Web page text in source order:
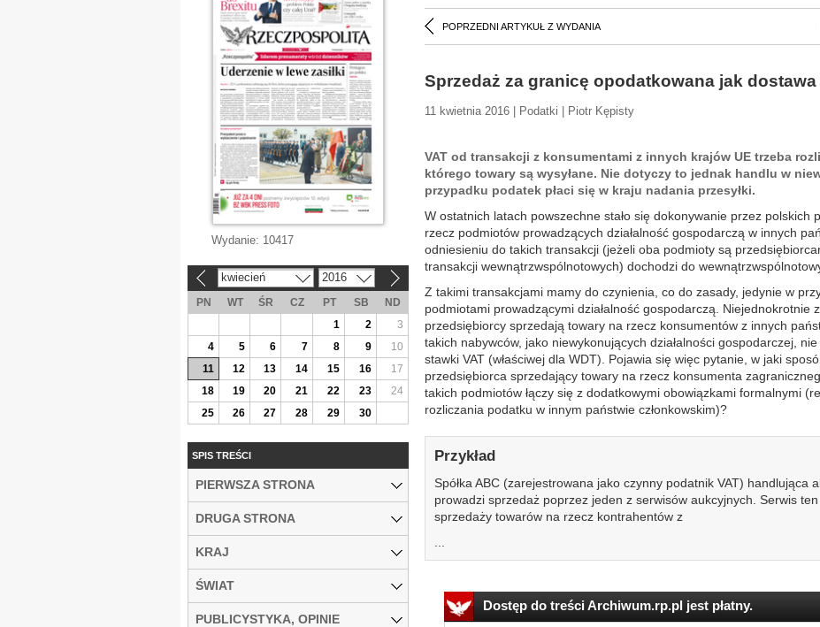
POPRZEDNI ARTYKUŁ Z WYDANIA
Sprzedaż za granicę opodatkowana jak
11 kwietnia 2016 | Podatki | Piotr Kępisty
VAT od transakcji z konsumentami z innych krajów UE trzeba
którego towary są wysyłane. Nie dotyczy to jednak handlu w
przypadku podatek płaci się w kraju nadania przesyłki.
W ostatnich latach powszechne stało się dokonywanie przez polskich
rzecz podmiotów prowadzących działalność gospodarczą w innych
odniesieniu do takich transakcji (jeżeli oba podmioty są
transakcji wewnątrzwspólnotowych) dochodzi do
Z takimi transakcjami mamy do czynienia, co do zasady, jedynie w
podmiotami prowadzącymi działalność gospodarczą. Niejednokrotnie
przedsiębiorcy sprzedają towary na rzecz konsumentów z innych
takich nabywców, jako niewykonujących działalności gospodarczej,
stawki VAT (właściwej dla WDT). Pojawia się więc pytanie, w jaki
przedsiębiorca sprzedający towary na rzecz konsumenta
takich podmiotów łączy się z dodatkowymi obowiązkami formalnymi
rozliczania podatku w innym państwie członkowskim)?
Przykład
Spółka ABC (zarejestrowana jako czynny podatnik VAT) handlująca
prowadzi sprzedaż poprzez jeden z serwisów aukcyjnych. Serwis
sprzedaży towarów na rzecz kontrahentów z
Dostęp do treści Archiwum.rp.pl jest płatny.
Wydanie: 10417
kwiecień 2016
PN WT ŚR CZ PT SB
ND
1
2
3
4
5 6 7 8 9
10
11
12 13 14 15 16
17
18
19 20 21 22 23
24
25
26 27 28 29 30
SPIS TREŚCI
PIERWSZA STRONA
DRUGA STRONA
KRAJ
ŚWIAT
PUBLICYSTYKA, OPINIE